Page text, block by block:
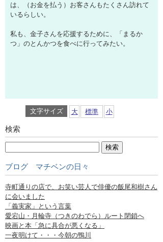
は、（お金を払う）お客さんもたくさん訪れて
いるらしい。
私も、金子さんを応援するために、「まるか
つ」のとんかつを食べに行ってみたい。
文字サイズ 大 標準 小
検索
ブログ マチベンの日々
寺町通りの店で、お笑い芸人で俳優の飯尾和樹さん
に会いました
「義実家」という言葉
愛宕山・月輪寺（つきのわでら）ルート閉鎖へ
映画と本「急に具合が悪くなる」
一夜明けて・・・今朝の鴨川